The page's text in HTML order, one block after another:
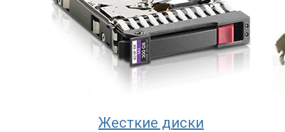
Жесткие диски